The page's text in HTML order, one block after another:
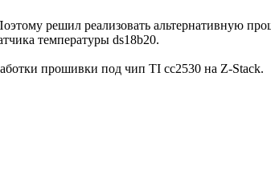
решил реализовать альтернативную
температуры ds18b20.
прошивки под чип TI cc2530 на Z-Stack.